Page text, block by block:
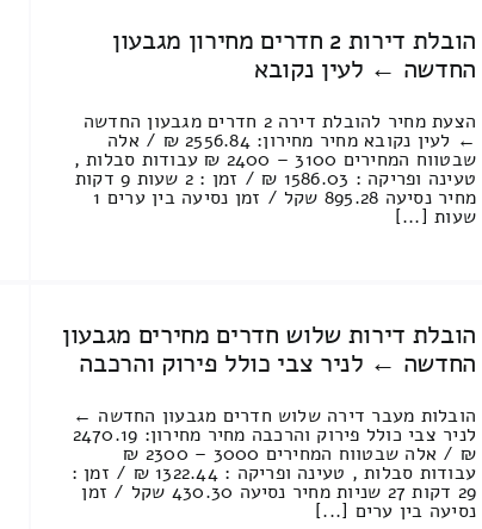
הובלת דירות 2 חדרים מחירון מגבעון
החדשה ← לעין נקובא
הצעת מחיר להובלת דירה 2 חדרים מגבעון החדשה
← לעין נקובא מחיר מחירון: 2556.84 ₪ / אלה
שבטווח המחירים 3100 – 2400 ₪ עבודות סבלות ,
טעינה ופריקה : 1586.03 ₪ / זמן : 2 שעות 9 דקות
מחיר נסיעה 895.28 שקל / זמן נסיעה בין ערים 1
שעות [...]
הובלת דירות שלוש חדרים מחירים מגבעון
החדשה ← לניר צבי כולל פירוק והרכבה
הובלות מעבר דירה שלוש חדרים מגבעון החדשה ←
לניר צבי כולל פירוק והרכבה מחיר מחירון: 2470.19
₪ / אלה שבטווח המחירים 3000 – 2300 ₪
עבודות סבלות , טעינה ופריקה : 1322.44 ₪ / זמן :
29 דקות 27 שניות מחיר נסיעה 430.30 שקל / זמן
נסיעה בין ערים [...]